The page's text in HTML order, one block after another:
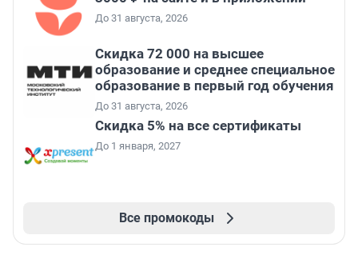
До 31 августа, 2026
Скидка 72 000 на высшее
образование и среднее специальное
образование в первый год обучения
До 31 августа, 2026
Скидка 5% на все сертификаты
До 1 января, 2027
Все промокоды